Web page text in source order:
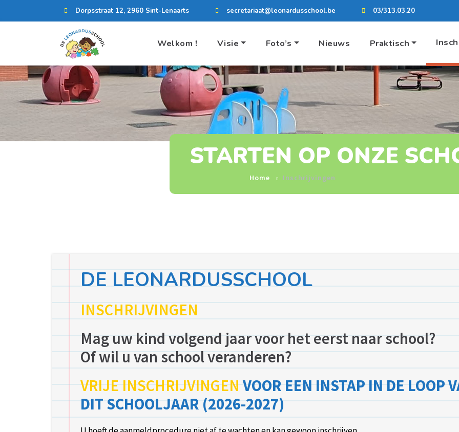
Dorpsstraat 12, 2960 Sint-Lenaarts secretariaat@leonardusschool.be 03/313.03.20
Welkom ! Visie Foto’s Nieuws Praktisch
STARTEN OP ONZE
Home Inschrijvingen
DE LEONARDUSSCHOOL
INSCHRIJVINGEN
Mag uw kind volgend jaar voor het eerst naar school?
Of wil u van school veranderen?
VRIJE INSCHRIJVINGEN VOOR EEN INSTAP IN DE LOOP
DIT SCHOOLJAAR (2026-2027)